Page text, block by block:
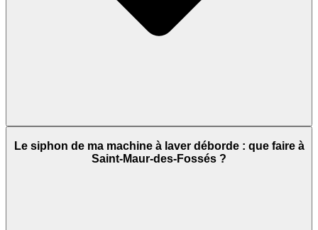
Le siphon de ma machine à laver déborde : que faire à
Saint-Maur-des-Fossés ?